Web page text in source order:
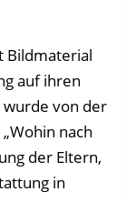
Bildmaterial
auf ihren
wurde von der
nach
der Eltern,
in